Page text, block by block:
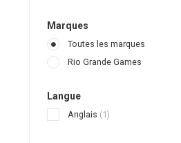
Marques
Toutes les marques
Rio Grande Games
Langue
Anglais (1)